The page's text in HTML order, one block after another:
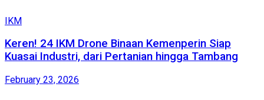
IKM
Keren! 24 IKM Drone Binaan Kemenperin Siap
Kuasai Industri, dari Pertanian hingga Tambang
February 23, 2026